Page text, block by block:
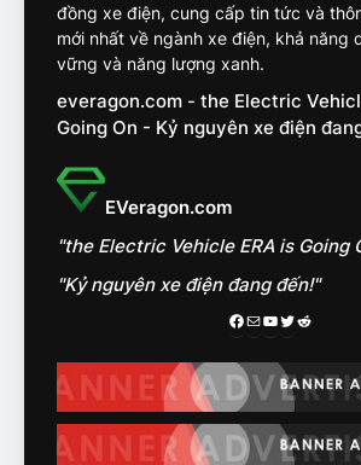
14
VinFast VF7
như thế nào?
ĐÁNH GIÁ XE
15
‘cảnh vệ’ ADAS,
trên ngàn dặm
CÔNG NGHỆ AI, TỰ
ROBOTAXI
ĐÁNH GIÁ XE
Chọn VinFast
Fe, Fortuner ?
ĐÁNH GIÁ XE
đồng xe điện, cung cấp tin tức và
mới nhất về ngành xe điện, khả năng
vững và năng lượng xanh.
everagon.com - the Electric
Going On - Kỷ nguyên xe điện
EVeragon.com
"the Electric Vehicle ERA is Going
"Kỷ nguyên xe điện đang đến!"
Facebook
MailYoutube
Twitter